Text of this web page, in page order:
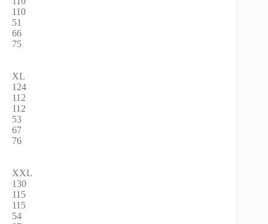
110
51
66
75
XL
124
112
112
53
67
76
XXL
130
115
115
54